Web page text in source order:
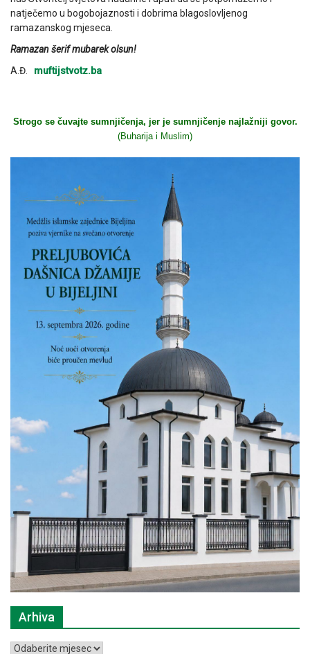
natječemo u bogobojaznosti i dobrima blagoslovljenog
ramazanskog mjeseca.
Ramazan šerif mubarek olsun!
A.Đ. muftijstvotz.ba
Strogo se čuvajte sumnjičenja, jer je sumnjičenje najlažniji govor.
(Buharija i Muslim)
Arhiva
Arhiva